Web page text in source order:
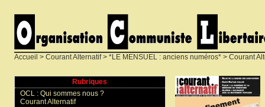
Accueil > Courant Alternatif> *LE MENSUEL : anciens numéros* > Courant
Rubriques
OCL : Qui sommes nous ?
Courant Alternatif